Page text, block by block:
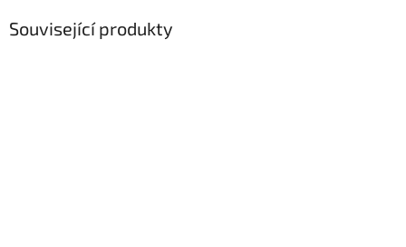
Související produkty